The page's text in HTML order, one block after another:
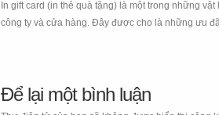
In gift card (in thẻ quà tặng) là một trong những
công ty và cửa hàng. Đây được cho là những ưu
Để lại một bình luận